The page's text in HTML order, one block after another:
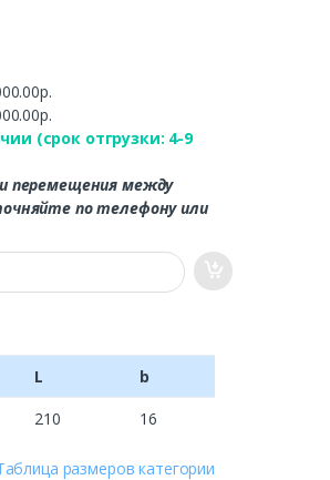
(срок отгрузки: 4-9
перемещения между
по телефону или
L
b
210 16
размеров категории